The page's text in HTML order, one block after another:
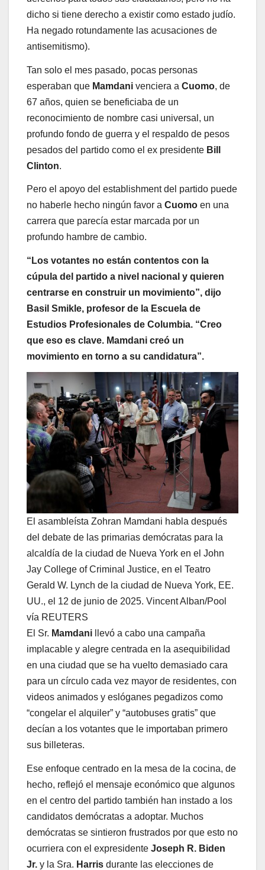
dicho si tiene derecho a existir como estado judío.
Ha negado rotundamente las acusaciones de
antisemitismo).
Tan solo el mes pasado, pocas personas
esperaban que Mamdani venciera a Cuomo, de
67 años, quien se beneficiaba de un
reconocimiento de nombre casi universal, un
profundo fondo de guerra y el respaldo de pesos
pesados ​​del partido como el ex presidente Bill
Clinton.
Pero el apoyo del establishment del partido puede
no haberle hecho ningún favor a Cuomo en una
carrera que parecía estar marcada por un
profundo hambre de cambio.
“Los votantes no están contentos con la
cúpula del partido a nivel nacional y quieren
centrarse en construir un movimiento”, dijo
Basil Smikle, profesor de la Escuela de
Estudios Profesionales de Columbia. “Creo
que eso es clave. Mamdani creó un
movimiento en torno a su candidatura”.
El asambleísta Zohran Mamdani habla después
del debate de las primarias demócratas para la
alcaldía de la ciudad de Nueva York en el John
Jay College of Criminal Justice, en el Teatro
Gerald W. Lynch de la ciudad de Nueva York, EE.
UU., el 12 de junio de 2025. Vincent Alban/Pool
vía REUTERS
El Sr. Mamdani llevó a cabo una campaña
implacable y alegre centrada en la asequibilidad
en una ciudad que se ha vuelto demasiado cara
para un círculo cada vez mayor de residentes, con
videos animados y eslóganes pegadizos como
“congelar el alquiler” y “autobuses gratis” que
decían a los votantes que le importaban primero
sus billeteras.
Ese enfoque centrado en la mesa de la cocina, de
hecho, reflejó el mensaje económico que algunos
en el centro del partido también han instado a los
candidatos demócratas a adoptar. Muchos
demócratas se sintieron frustrados por que esto no
ocurriera con el expresidente Joseph R. Biden
Jr. y la Sra. Harris durante las elecciones de